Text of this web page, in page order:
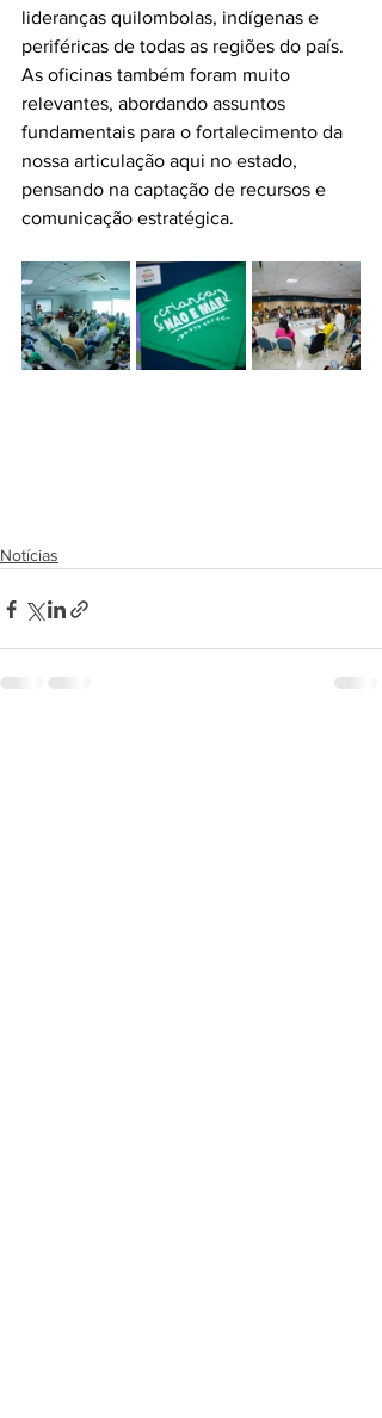
lideranças quilombolas, indígenas e
periféricas de todas as regiões do país.
As oficinas também foram muito
relevantes, abordando assuntos
fundamentais para o fortalecimento da
nossa articulação aqui no estado,
pensando na captação de recursos e
comunicação estratégica.
Notícias